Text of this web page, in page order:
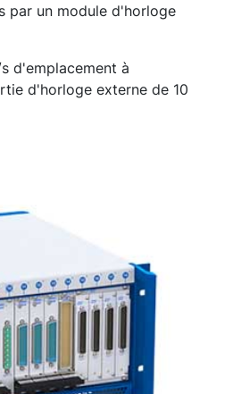
par un module d'horloge
d'emplacement à
d'horloge externe de 10